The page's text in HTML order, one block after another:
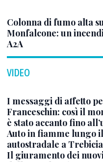
Colonna di fumo alta
Monfalcone: un
A2A
VIDEO
I messaggi di affetto
Franceschin: così il
è stato accanto fino
Auto in fiamme lungo
autostradale a
Il giuramento dei